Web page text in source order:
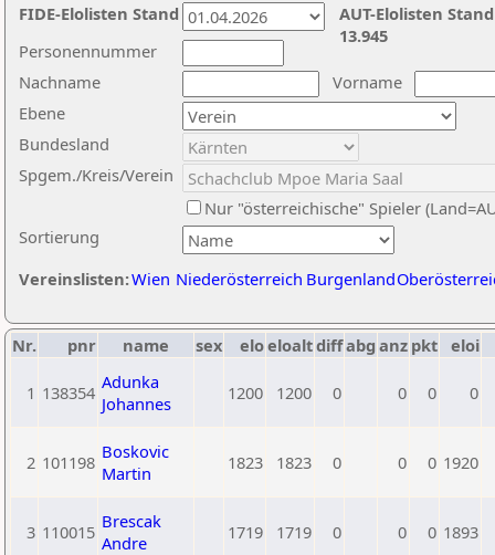
Nachname
Vorname
Ebene
Sortierung
Personennummer
Bundesland
Spgem./Kreis/Verein
Nur "österreichische" Spieler
Vereinslisten:Wien Niederösterreich Burgenland
AUT-Elolisten
13.945
FIDE-Elolisten Stand
Nr. pnr name sex eloeloaltdiffabg anz pkt eloi
1 138354 Adunka
Johannes
1200 1200 0 0 0 0
2 101198 Boskovic
Martin
1823 1823 0 0 0 1920
3 110015 Brescak
Andre
1719 1719 0 0 0 1893